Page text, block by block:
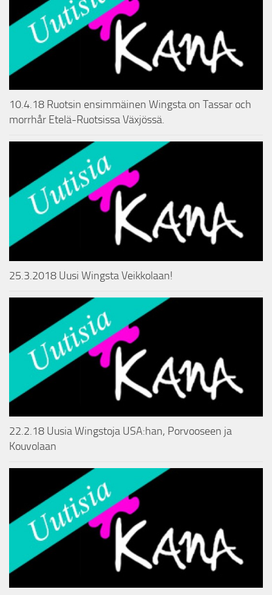
10.4.18 Ruotsin ensimmäinen Wingsta on Tassar och
morrhår Etelä-Ruotsissa Växjössä.
25.3.2018 Uusi Wingsta Veikkolaan!
22.2.18 Uusia Wingstoja USA:han, Porvooseen ja
Kouvolaan